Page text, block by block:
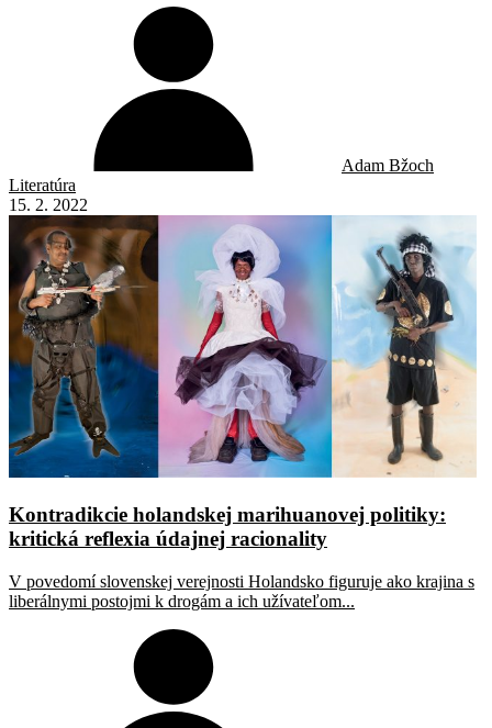
Adam Bžoch
Literatúra
15. 2. 2022
Kontradikcie holandskej marihuanovej politiky:
kritická reflexia údajnej racionality
V povedomí slovenskej verejnosti Holandsko figuruje ako krajina s
liberálnymi postojmi k drogám a ich užívateľom...